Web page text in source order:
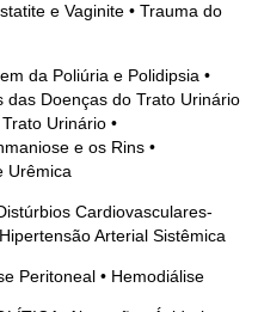
e Vaginite • Trauma do
da Poliúria e Polidipsia •
Doenças do Trato Urinário
Trato Urinário •
e os Rins •
Urêmica
Cardiovasculares-
Arterial Sistêmica
Peritoneal • Hemodiálise